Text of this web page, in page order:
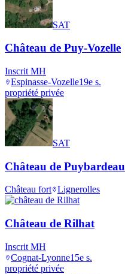
SAT
Château de Puy-Vozelle
Inscrit MH
Espinasse-Vozelle19e s.
propriété privée
SAT
Château de Puybardeau
Château fort Lignerolles
Château de Rilhat
Inscrit MH
Cognat-Lyonne15e s.
propriété privée